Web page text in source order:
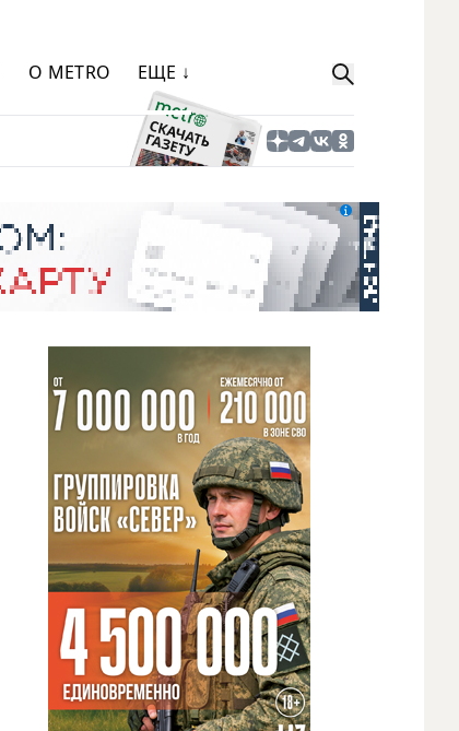
О METRO ЕЩЕ ↓